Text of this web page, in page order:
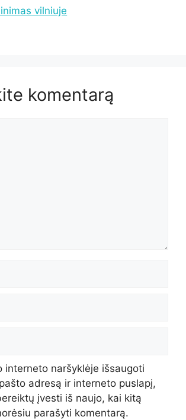
vilniuje
komentarą
interneto naršyklėje išsaugoti
adresą ir interneto puslapį,
įvesti iš naujo, kai kitą
parašyti komentarą.